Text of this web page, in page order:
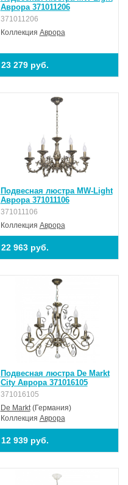
Аврора 371011206
371011206
Коллекция Аврора
23 279 руб.
Подвесная люстра MW-Light
Аврора 371011106
371011106
Коллекция Аврора
22 963 руб.
Подвесная люстра De Markt
City Аврора 371016105
371016105
De Markt(Германия)
Коллекция Аврора
12 939 руб.